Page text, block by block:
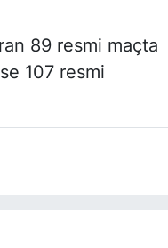
89 resmi maçta
107 resmi